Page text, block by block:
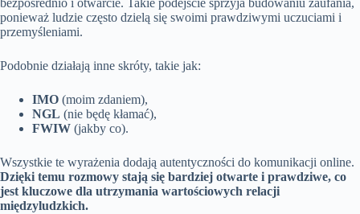
bezpośrednio i otwarcie. Takie podejście sprzyja budowaniu zaufania,
ponieważ ludzie często dzielą się swoimi prawdziwymi uczuciami i
przemyśleniami.
Podobnie działają inne skróty, takie jak:
IMO (moim zdaniem),
NGL (nie będę kłamać),
FWIW (jakby co).
Wszystkie te wyrażenia dodają autentyczności do komunikacji online.
Dzięki temu rozmowy stają się bardziej otwarte i prawdziwe, co
jest kluczowe dla utrzymania wartościowych relacji
międzyludzkich.